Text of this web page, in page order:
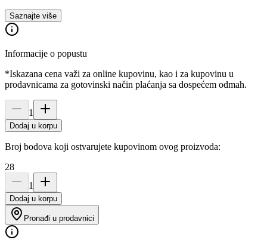
Saznajte više
Informacije o popustu
*Iskazana cena važi za online kupovinu, kao i za kupovinu u
prodavnicama za gotovinski način plaćanja sa dospećem odmah.
1
Dodaj u korpu
Broj bodova koji ostvarujete kupovinom ovog proizvoda:
28
1
Dodaj u korpu
Pronađi u prodavnici